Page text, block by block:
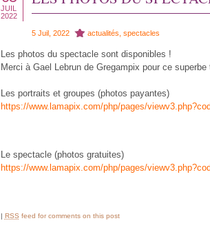
JUIL
2022
5 Juil, 2022 actualités spectacles
Les photos du spectacle sont disponibles !
Merci à Gael Lebrun de Gregampix pour ce superbe
Les portraits et groupes (photos payantes)
https://www.lamapix.com/php/pages/
Le spectacle (photos gratuites)
https://www.lamapix.com/php/pages/
| RSS feed for comments on this post